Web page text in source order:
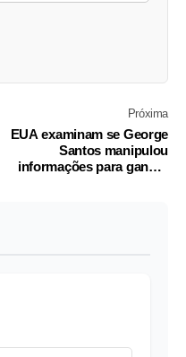
Próxima
EUA examinam se George
Santos manipulou
informações para ganhar